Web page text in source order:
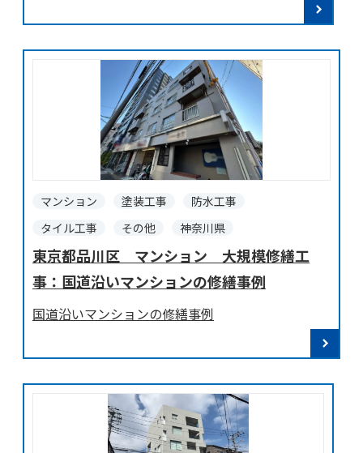
マンション 塗装工事
防水工事
タイル工事
その他 神奈川県
東京都品川区 マンション 大規模修繕工
事：国道沿いマンションの修繕事例
国道沿いマンションの修繕事例